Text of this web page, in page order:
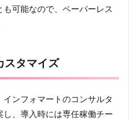
可能なので、ペーパーレス
スタマイズ
ンフォマートのコンサルタ
、導入時には専任稼働チー